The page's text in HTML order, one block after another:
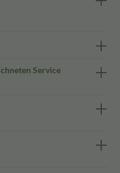
Service